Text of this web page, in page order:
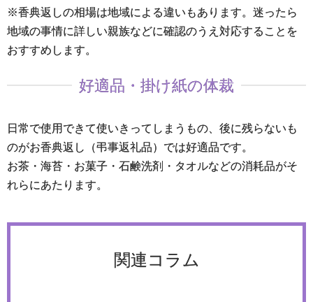
※香典返しの相場は地域による違いもあります。迷ったら
地域の事情に詳しい親族などに確認のうえ対応することを
おすすめします。
好適品・掛け紙の体裁
日常で使用できて使いきってしまうもの、後に残らないも
のがお香典返し（弔事返礼品）では好適品です。
お茶・海苔・お菓子・石鹸洗剤・タオルなどの消耗品がそ
れらにあたります。
関連コラム